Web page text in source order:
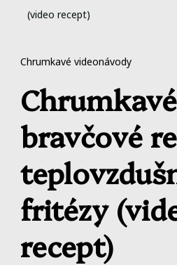
(video recept)
Chrumkavé videonávody
bravčové
fritézy
recept)